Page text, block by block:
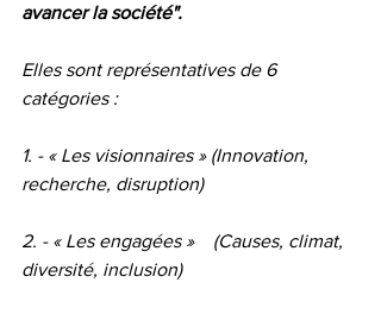
avancer la société".
Elles sont représentatives de 6
catégories :
1. - « Les visionnaires » (Innovation,
recherche, disruption)
2. - « Les engagées »    (Causes, climat,
diversité, inclusion)